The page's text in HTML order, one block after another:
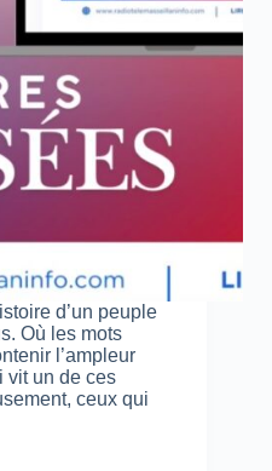
d’un peuple
Où les mots
l’ampleur
vit un de ces
ceux qui